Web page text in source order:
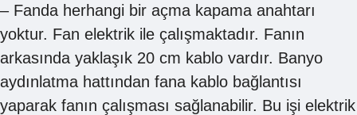
– Fanda herhangi bir açma kapama anahtarı
yoktur. Fan elektrik ile çalışmaktadır. Fanın
arkasında yaklaşık 20 cm kablo vardır. Banyo
aydınlatma hattından fana kablo bağlantısı
yaparak fanın çalışması sağlanabilir. Bu işi elektrik